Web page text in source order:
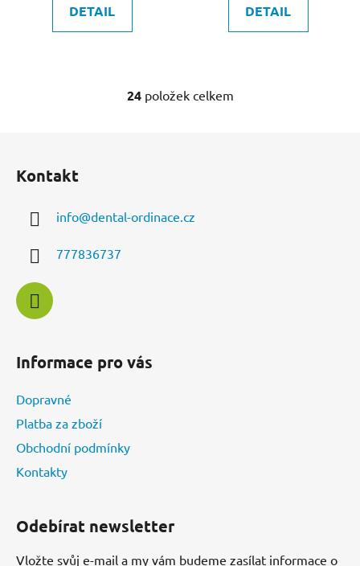
DETAIL DETAIL
O
í
24položek celkem
Kontakt
info@dental-ordinace.cz
777836737
Informace pro vás
Dopravné
Platba za zboží
Obchodní podmínky
Kontakty
Odebírat newsletter
Vložte svůj e-mail a my vám budeme zasílat informace o